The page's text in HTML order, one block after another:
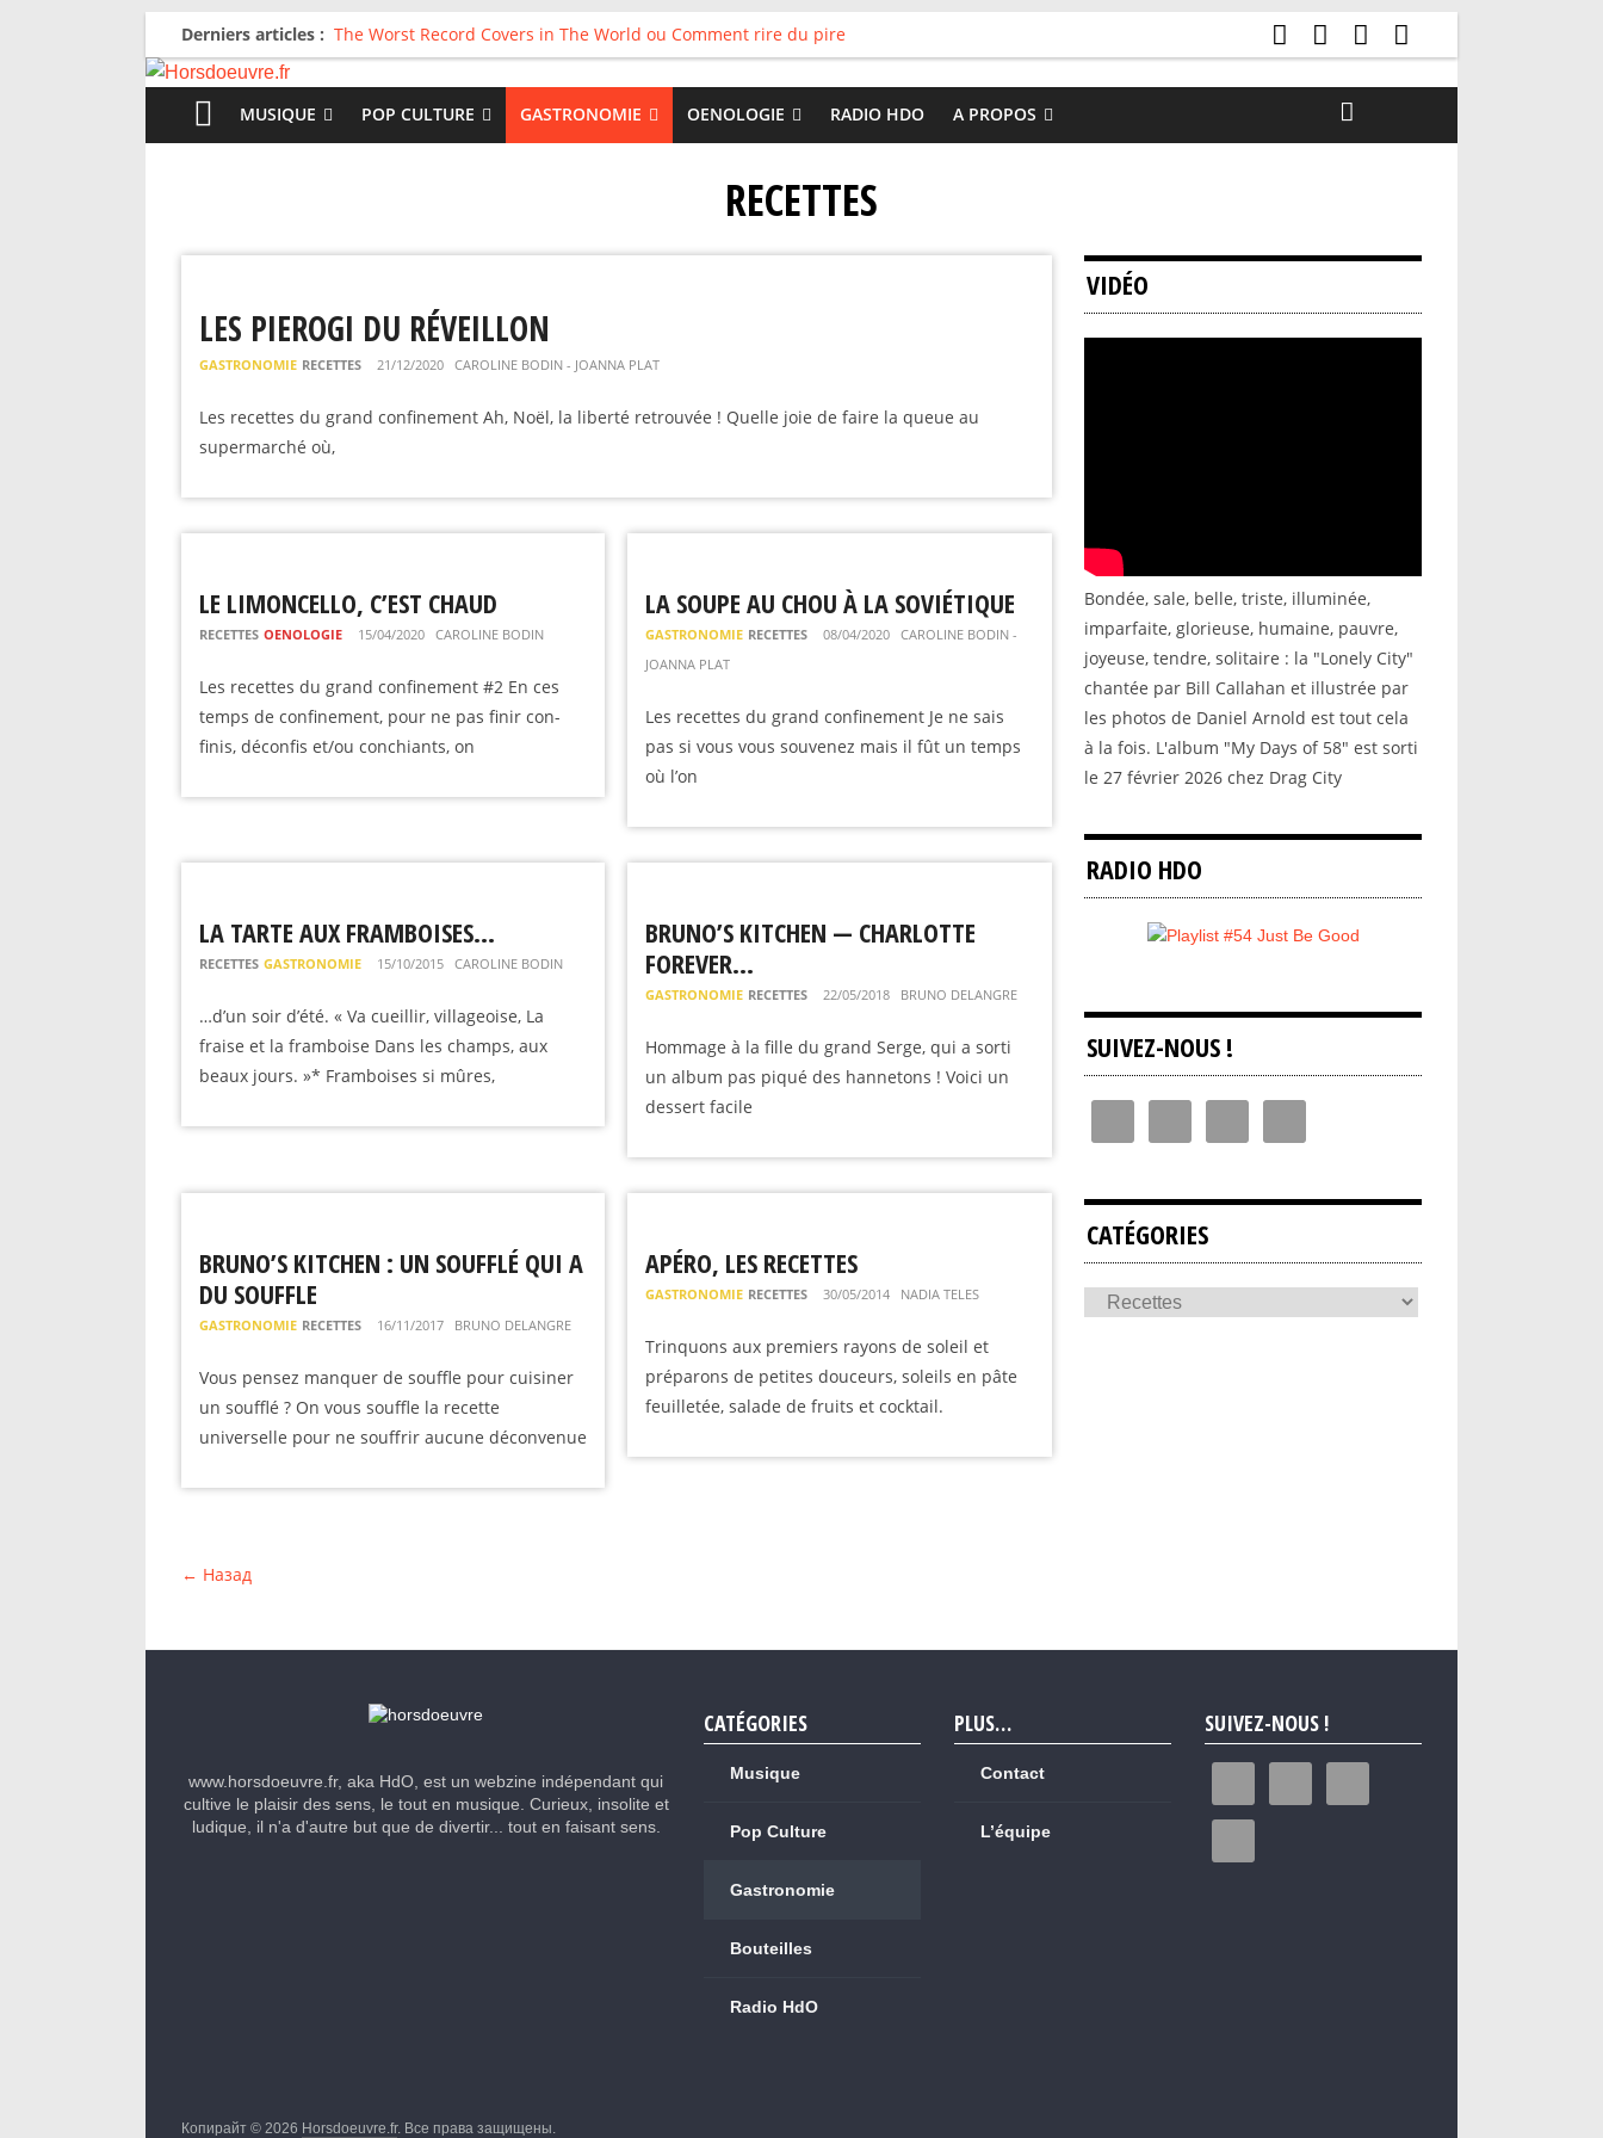
Derniers articles : The Worst Record Covers in The World ou Comment rire du pire
Avril 2026 : C’est dans les vieux pots qu’on fait les meilleurs loops !
Salvaation : Electro Ladyland
For The First Time, Again : Tyler Ballgame plie le game
Radio HDO #54 : Just be Good
MUSIQUE POP CULTURE GASTRONOMIE OENOLOGIE RADIO HDO A PROPOS
RECETTES
LES PIEROGI DU RÉVEILLON
GASTRONOMIE RECETTES 21/12/2020 CAROLINE BODIN - JOANNA PLAT
Les recettes du grand confinement Ah, Noël, la liberté retrouvée ! Quelle joie de faire la queue au
supermarché où,
LE LIMONCELLO, C’EST CHAUD
RECETTES OENOLOGIE 15/04/2020 CAROLINE BODIN
Les recettes du grand confinement #2 En ces
temps de confinement, pour ne pas finir con-
finis, déconfis et/ou conchiants, on
LA SOUPE AU CHOU À LA SOVIÉTIQUE
GASTRONOMIE RECETTES 08/04/2020
CAROLINE BODIN -
JOANNA PLAT
Les recettes du grand confinement Je ne sais
pas si vous vous souvenez mais il fût un temps
où l’on
LA TARTE AUX FRAMBOISES…
RECETTES GASTRONOMIE 15/10/2015 CAROLINE BODIN
…d’un soir d’été. « Va cueillir, villageoise, La
fraise et la framboise Dans les champs, aux
beaux jours. »* Framboises si mûres,
BRUNO’S KITCHEN — CHARLOTTE
FOREVER…
GASTRONOMIE RECETTES 22/05/2018 BRUNO DELANGRE
Hommage à la fille du grand Serge, qui a sorti
un album pas piqué des hannetons ! Voici un
dessert facile
BRUNO’S KITCHEN : UN SOUFFLÉ QUI A
DU SOUFFLE
GASTRONOMIE RECETTES 16/11/2017 BRUNO DELANGRE
Vous pensez manquer de souffle pour cuisiner
un soufflé ? On vous souffle la recette
universelle pour ne souffrir aucune déconvenue
APÉRO, LES RECETTES
GASTRONOMIE RECETTES 30/05/2014 NADIA TELES
Trinquons aux premiers rayons de soleil et
préparons de petites douceurs, soleils en pâte
feuilletée, salade de fruits et cocktail.
← Назад
VIDÉO
Bondée, sale, belle, triste, illuminée,
imparfaite, glorieuse, humaine, pauvre,
joyeuse, tendre, solitaire : la "Lonely City"
chantée par Bill Callahan et illustrée par
les photos de Daniel Arnold est tout cela
à la fois. L'album "My Days of 58" est sorti
le 27 février 2026 chez Drag City
RADIO HDO
SUIVEZ-NOUS !
CATÉGORIES
www.horsdoeuvre.fr, aka HdO, est un webzine indépendant qui
cultive le plaisir des sens, le tout en musique. Curieux, insolite et
ludique, il n'a d'autre but que de divertir... tout en faisant sens.
CATÉGORIES
Musique
Pop Culture
Gastronomie
Bouteilles
Radio HdO
PLUS…
Contact
L’équipe
SUIVEZ-NOUS !
Копирайт © 2026 Horsdoeuvre.fr. Все права защищены.